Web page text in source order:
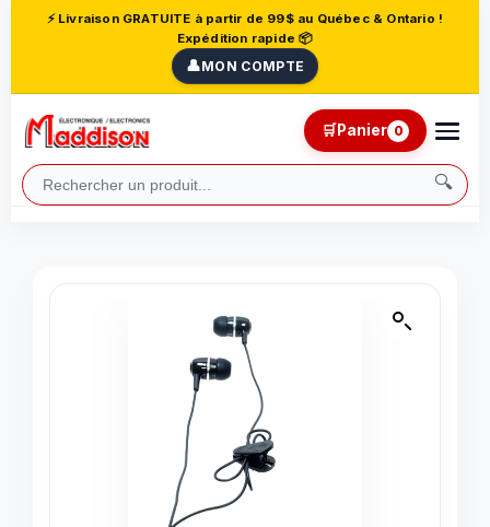
⚡ Livraison GRATUITE à partir de 99$ au Québec & Ontario !
Expédition rapide 📦
👤MON COMPTE
🔍
🛒Panier 0